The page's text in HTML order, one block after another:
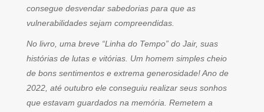
consegue desvendar sabedorias para que as
vulnerabilidades sejam compreendidas.
No livro, uma breve “Linha do Tempo” do Jair, suas
histórias de lutas e vitórias. Um homem simples cheio
de bons sentimentos e extrema generosidade! Ano de
2022, até outubro ele conseguiu realizar seus sonhos
que estavam guardados na memória. Remetem a